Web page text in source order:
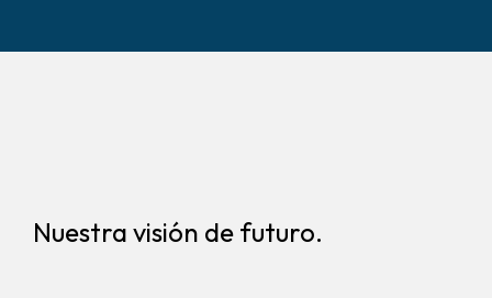
Nuestra visión de futuro.